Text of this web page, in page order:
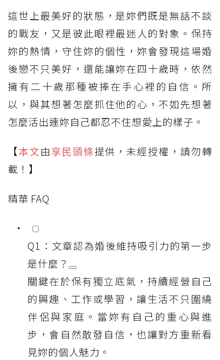
這世上最美好的狀態，是妳們既是無話不談
的戰友，又是彼此眼裡最迷人的對象。保持
妳的熱情，守住妳的個性，妳會發現這場婚
後戀不只美好，還能讓妳在四十歲時，依然
擁有二十歲那種被捧在手心裡的自信。所
以，與其想著怎麼抓住他的心，不如先想著
怎麼活出連妳自己都忍不住想愛上的樣子。
【本文由享民頭條提供，未經授權，請勿轉
載！】
精華 FAQ
Q1：文章認為婚後維持吸引力的第一步
是什麼？
關鍵在於保有獨立底氣，持續經營自己
的興趣、工作或學習，讓生活不只圍繞
伴侶與家庭。當妳有自己的重心與進
步，會自然散發自信，也讓對方重新看
見妳的個人魅力。